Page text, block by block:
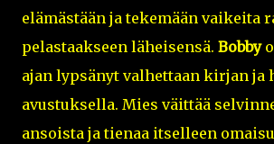
elämästään ja tekemään vaikeita
pelastaakseen läheisensä. Bobby
ajan lypsänyt valhettaan kirjan ja
avustuksella. Mies väittää
ansoista ja tienaa itselleen